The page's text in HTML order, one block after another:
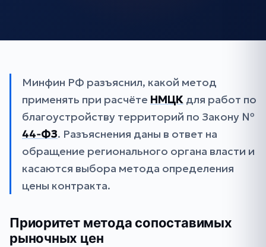
Минфин РФ разъяснил, какой метод
применять при расчёте НМЦК для работ по
благоустройству территорий по Закону №
44‑ФЗ. Разъяснения даны в ответ на
обращение регионального органа власти и
касаются выбора метода определения
цены контракта.
Приоритет метода сопоставимых
рыночных цен